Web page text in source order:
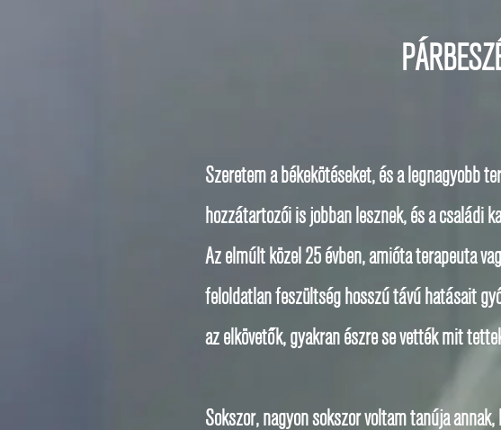
Szeretem a békekötéseket, és a legnagyobb
hozzátartozói is jobban lesznek, és a családi
Az elmúlt közel 25 évben, amióta terapeuta
feloldatlan feszültség hosszú távú hatásait
az elkövetők, gyakran észre se vették mit
Sokszor, nagyon sokszor voltam tanúja